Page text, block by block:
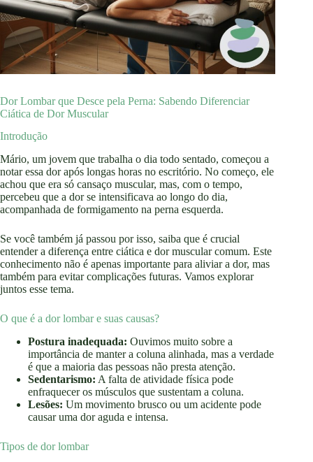
Dor Lombar que Desce pela Perna: Sabendo Diferenciar
Ciática de Dor Muscular
Introdução
Mário, um jovem que trabalha o dia todo sentado, começou a
notar essa dor após longas horas no escritório. No começo, ele
achou que era só cansaço muscular, mas, com o tempo,
percebeu que a dor se intensificava ao longo do dia,
acompanhada de formigamento na perna esquerda.
Se você também já passou por isso, saiba que é crucial
entender a diferença entre ciática e dor muscular comum. Este
conhecimento não é apenas importante para aliviar a dor, mas
também para evitar complicações futuras. Vamos explorar
juntos esse tema.
O que é a dor lombar e suas causas?
Postura inadequada: Ouvimos muito sobre a
importância de manter a coluna alinhada, mas a verdade
é que a maioria das pessoas não presta atenção.
Sedentarismo: A falta de atividade física pode
enfraquecer os músculos que sustentam a coluna.
Lesões: Um movimento brusco ou um acidente pode
causar uma dor aguda e intensa.
Tipos de dor lombar